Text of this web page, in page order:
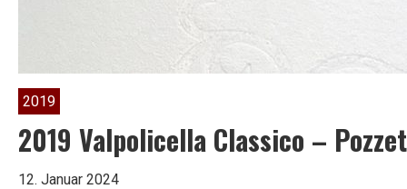
2019
2019 Valpolicella Classico –
12. Januar 2024